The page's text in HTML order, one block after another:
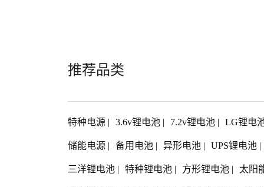
推荐品类
特种电源 | 3.6v锂电池 | 7.2v锂电池 | LG锂电
储能电源 | 备用电池 | 异形电池 | UPS锂电池 |
三洋锂电池 | 特种锂电池 | 方形锂电池 | 太阳